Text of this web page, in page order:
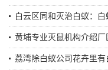
白云区同和灭治白蚁：
黄埔专业灭鼠机构介绍
荔湾除白蚁公司花卉里有